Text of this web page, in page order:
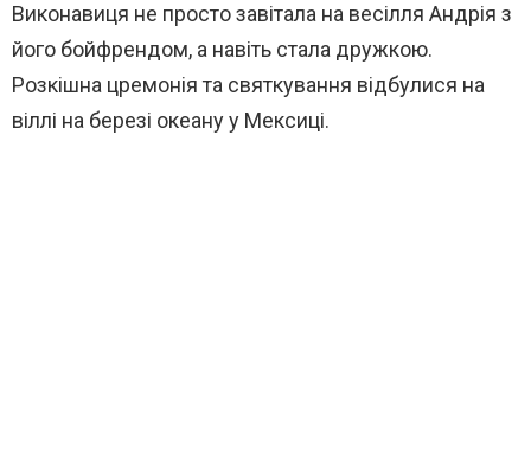
Виконавиця не просто завітала на весілля Андрія з
його бойфрендом, а навіть стала дружкою.
Розкішна цремонія та святкування відбулися на
віллі на березі океану у Мексиці.